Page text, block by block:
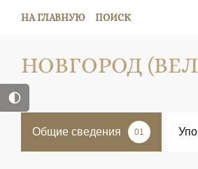
НА ГЛАВНУЮ ПОИСК
НОВГОРОД
Общие сведения 01